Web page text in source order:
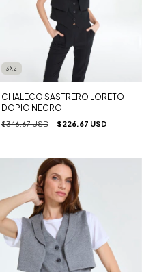
3X2
CHALECO SASTRERO LORETO
DOPIO NEGRO
$346.67 USD $226.67 USD